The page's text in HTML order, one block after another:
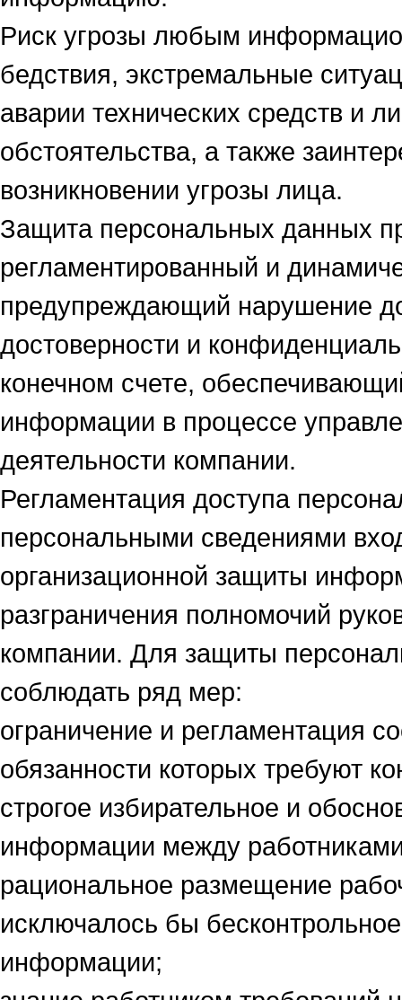
Риск угрозы любым
бедствия, экстремальные
аварии технических средств и
обстоятельства, а также
возникновении угрозы лица.
Защита персональных данных
регламентированный и
предупреждающий нарушение
достоверности и
конечном счете,
информации в процессе
деятельности компании.
Регламентация доступа
персональными сведениями
организационной защиты
разграничения полномочий
компании. Для защиты
соблюдать ряд мер:
ограничение и регламентация
обязанности которых требуют
строгое избирательное и
информации между
рациональное размещение
исключалось бы
информации;